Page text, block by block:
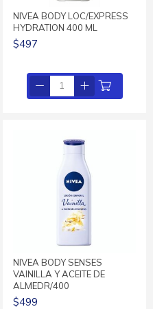
NIVEA BODY LOC/EXPRESS
HYDRATION 400 ML
$497
NIVEA BODY SENSES
VAINILLA Y ACEITE DE
ALMEDR/400
$499